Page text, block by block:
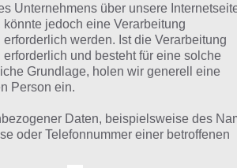
Sniper
tödlich.
Unternehmens über unsere
jedoch eine Verarbeitung
werden. Ist die Verarbeitung
und besteht für eine solche
Grundlage, holen wir generell eine
Person ein.
Daten, beispielsweise des
oder Telefonnummer einer betroffenen